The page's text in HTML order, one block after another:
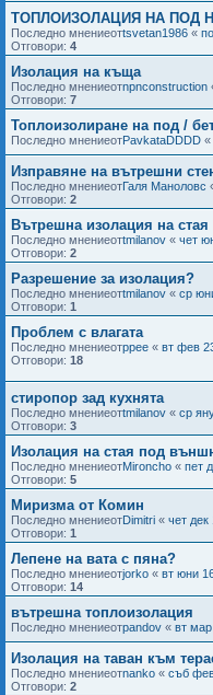
ТОПЛОИЗОЛАЦИЯ НА ПОД
Последно мнениеотtsvetan1986 «
Отговори: 4
Изолация на къща
Последно мнениеотnpnconstruction
Отговори: 7
Топлоизолиране на под /
Последно мнениеотPavkataDDDD «
Изправяне на вътрешни
Последно мнениеотГаля Маноловс
Отговори: 2
Вътрешна изолация на стая
Последно мнениеотtmilanov « чет
Отговори: 2
Разрешение за изолация?
Последно мнениеотtmilanov « ср
Отговори: 1
Проблем с влагата
Последно мнениеотppee « вт фев
Отговори: 18
стиропор зад кухнята
Последно мнениеотtmilanov « ср
Отговори: 3
Изолация на стая под
Последно мнениеотMironcho « пет
Отговори: 5
Миризма от Комин
Последно мнениеотDimitri « чет дек
Отговори: 1
Лепене на вата с пяна?
Последно мнениеотjorko « вт юни
Отговори: 14
вътрешна топлоизолация
Последно мнениеотpandov « вт
Изолация на таван към
Последно мнениеотnanko « съб
Отговори: 2